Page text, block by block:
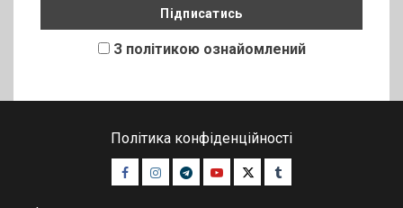
З політикою ознайомлений
Політика конфіденційності
Facebook
Instagram
TelegramYoutubeTwitterTumblr